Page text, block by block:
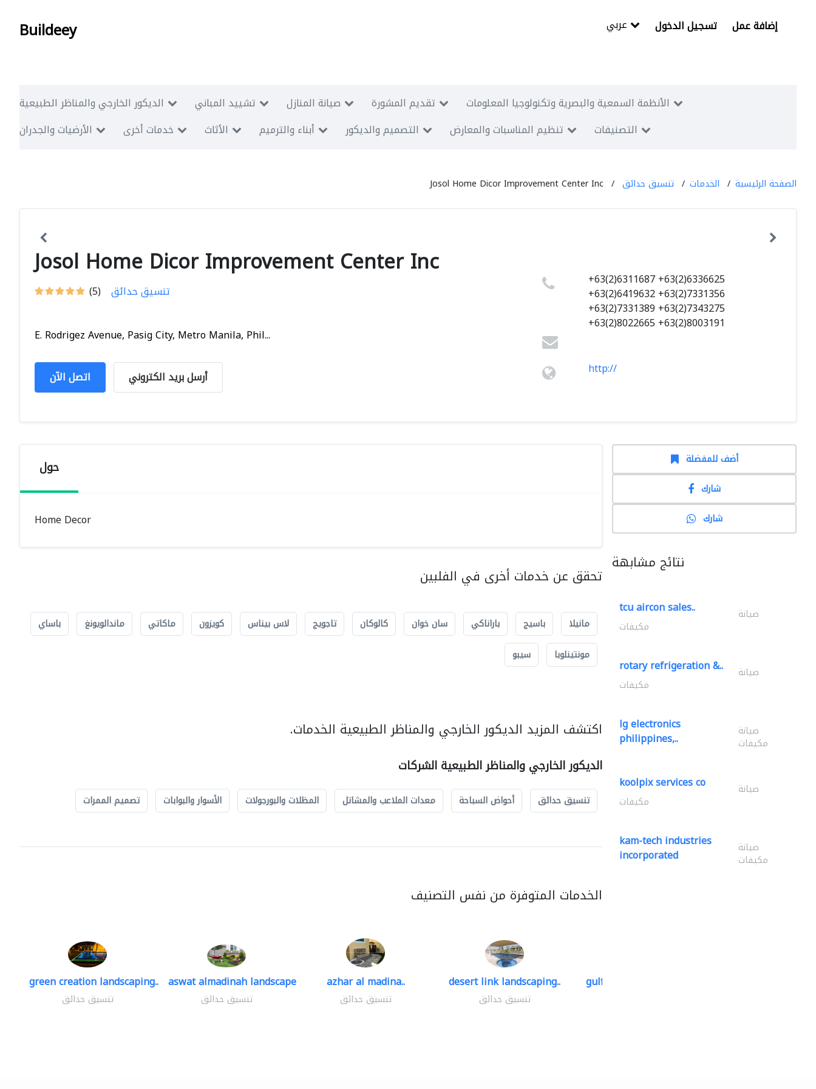
Buildeey تسجيل الدخول إضافة عمل
الديكور الخارجي والمناظر الطبيعية تشييد المباني صيانة المنازل تقديم المشورة
الأنظمة السمعية والبصرية وتكنولوجيا المعلومات
الأرضيات والجدران
خدمات أخرى الأثاث أبناء والترميم التصميم والديكور تنظيم المناسبات والمعارض التصنيفات
الصفحة الرئيسية الخدمات تنسيق حدائق Josol Home Dicor Improvement Center Inc
Josol Home Dicor Improvement Center Inc
(5) تنسيق حدائق
E. Rodrigez Avenue, Pasig City, Metro Manila, Phil...
اتصل الآن أرسل بريد الكتروني
+63(2)6311687 +63(2)6336625
+63(2)6419632 +63(2)7331356
+63(2)7331389 +63(2)7343275
+63(2)8022665 +63(2)8003191
http://
حول
Home Decor
تحقق عن خدمات أخرى في الفلبين
مانيلا باسيج باراناكي سان خوان كالوكان تاجويج لاس بيناس كويزون ماكاتي ماندالويونغ
باساي
مونتينلوبا
سيبو
اكتشف المزيد الديكور الخارجي والمناظر الطبيعية الخدمات.
الديكور الخارجي والمناظر الطبيعية الشركات
تنسيق حدائق أحواض السباحة معدات الملاعب والمشاتل المظلات والبورجولات الأسوار والبوابات تصميم الممرات
الخدمات المتوفرة من نفس التصنيف
green creation landscaping..
تنسيق حدائق
aswat almadinah landscape
تنسيق حدائق
azhar al madina..
تنسيق حدائق
desert link landscaping..
تنسيق حدائق
gulf-gardens lanscape llc
أضف للمفضلة
شارك
شارك
نتائج مشابهة
tcu aircon sales.. صيانة
مكيفات
rotary refrigeration &.. صيانة
مكيفات
lg electronics
philippines,.. صيانة
مكيفات
koolpix services co صيانة
مكيفات
kam-tech industries
incorporated صيانة
مكيفات